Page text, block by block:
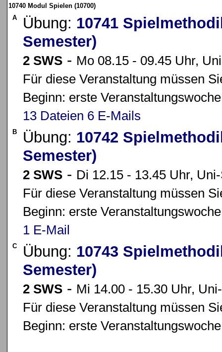
10740 Modul Spielen (10700)
A
Übung: 10741
Semester)
2 SWS - Mo 08.15 - 09.45 Uhr,
Für diese Veranstaltung müssen
Beginn: erste Veranstaltungswoche
13 Dateien 6 E-Mails
B Übung: 10742
Semester)
2 SWS - Di 12.15 - 13.45 Uhr,
Für diese Veranstaltung müssen
Beginn: erste Veranstaltungswoche
1 E-Mail
C Übung: 10743
Semester)
2 SWS - Mi 14.00 - 15.30 Uhr,
Für diese Veranstaltung müssen
Beginn: erste Veranstaltungswoche